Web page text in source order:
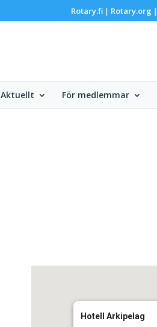
Rotary.fi| Rotary.org |
Aktuellt För medlemmar
Hotell Arkipelag